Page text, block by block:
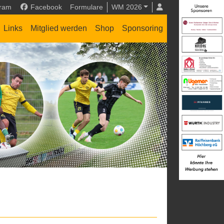
Facebook Formulare WM 2026
Links Mitglied werden Shop Sponsoring